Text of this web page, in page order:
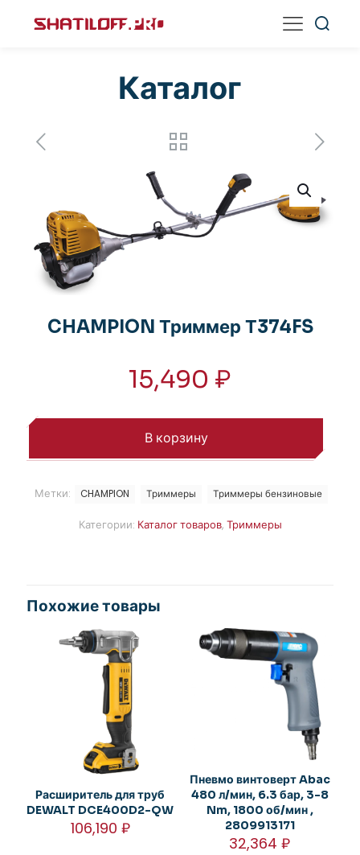
Каталог
CHAMPION Триммер Т374FS
15,490 ₽
В корзину
Категории: Каталог товаров, Триммеры
Метки: CHAMPION Триммеры Триммеры бензиновые
Похожие товары
Расширитель для труб
DEWALT DCE400D2-QW
106,190 ₽
Пневмо винтоверт Abac
480 л/мин, 6.3 бар, 3-8
Nm, 1800 об/мин ,
2809913171
32,364₽